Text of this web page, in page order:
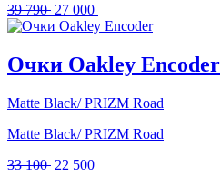
39 790 Первоначальная
цена
790 .
27 000
цена:
000 .
Очки Oakley Encoder
Matte Black/ PRIZM Road
Matte Black/ PRIZM Road
33 100 Первоначальная
22 500